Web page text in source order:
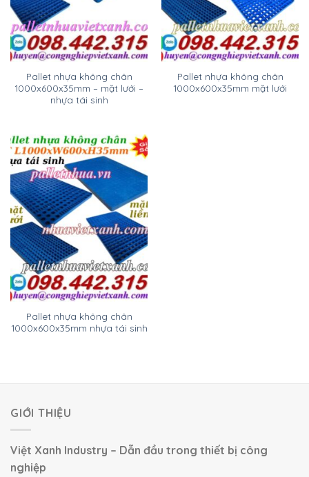
Pallet nhựa không chân
1000x600x35mm – mặt lưới –
nhựa tái sinh
Pallet nhựa không chân
1000x600x35mm mặt lưới
Pallet nhựa không chân
1000x600x35mm nhựa tái sinh
GIỚI THIỆU
Việt Xanh Industry – Dẫn đầu trong thiết bị công
nghiệp